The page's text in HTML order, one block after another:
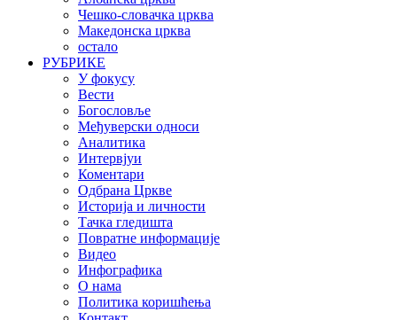
Чешко-словачка црква
Македонска црква
остало
РУБРИКЕ
У фокусу
Вести
Богословље
Међуверски односи
Аналитика
Интервјуи
Коментари
Одбрана Цркве
Историја и личности
Тачка гледишта
Повратне информације
Видео
Инфографика
О нама
Политика коришћења